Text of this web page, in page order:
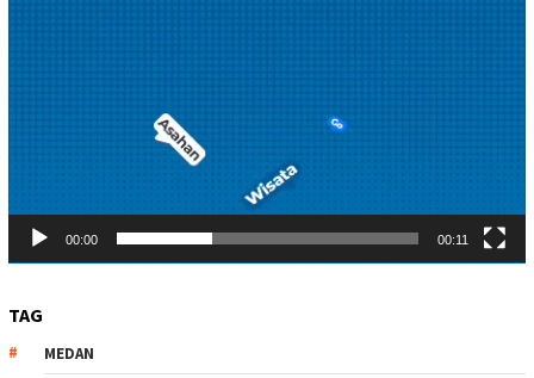
00:00 00:11
TAG
MEDAN